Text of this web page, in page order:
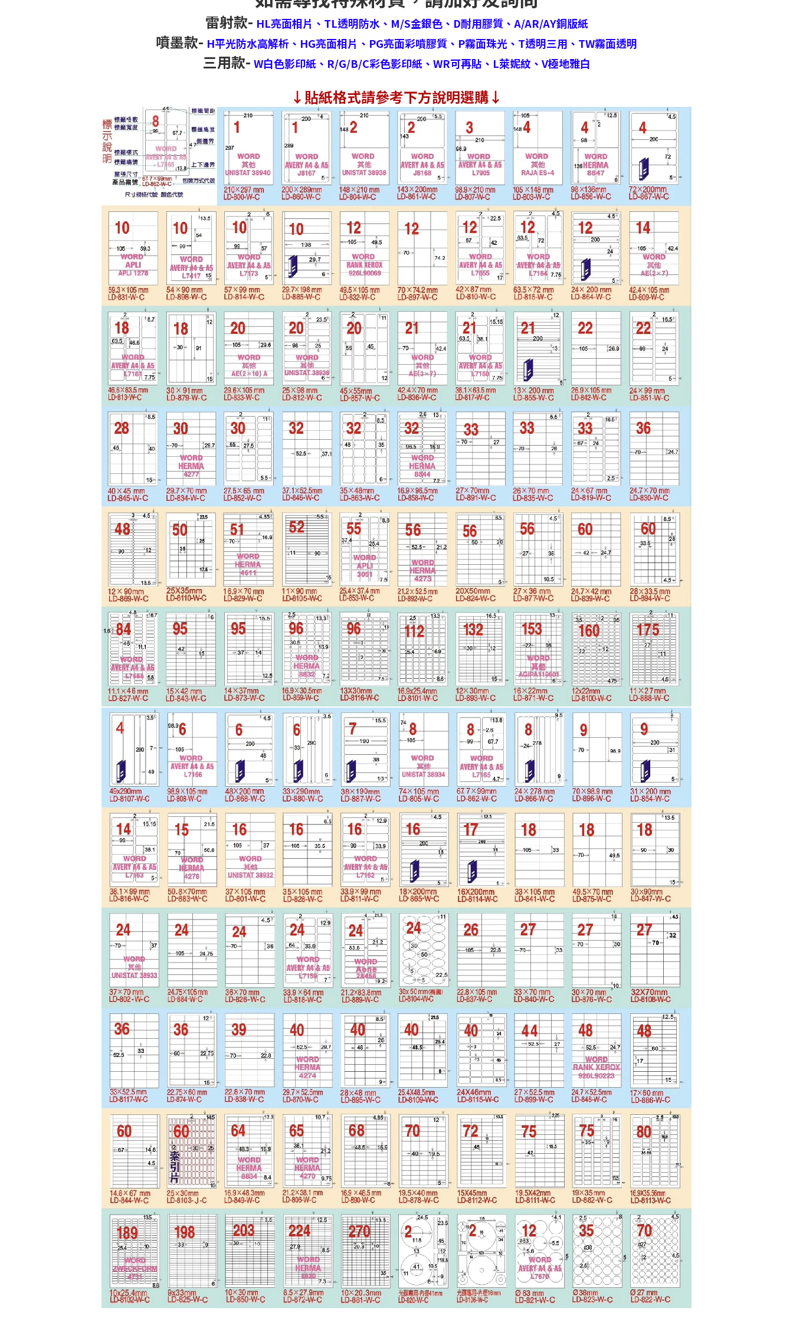
雷射款- HL亮面相片、 TL透明防水、 M/S金銀色、 D耐用膠質、 A/AR/AY銅版紙
噴墨款- H平光防水高解析、 HG亮面相片、 PG亮面彩噴膠質、 P霧面珠光、 T透明三用、 TW霧面透明
三用款- W白色影印紙、 R/G/B/C彩色影印紙、 WR可再貼、 L萊妮紋、 V極地雅白
↓ 貼紙格式請參考下方說明選購↓